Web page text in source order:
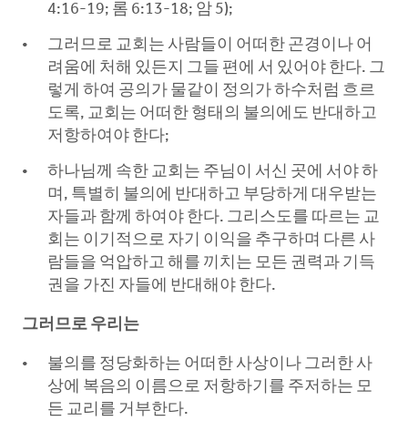
4:16-19; 롬 6:13-18; 암 5);
그러므로 교회는 사람들이 어떠한 곤경이나 어
려움에 처해 있든지 그들 편에 서 있어야 한다. 그
렇게 하여 공의가 물같이 정의가 하수처럼 흐르
도록, 교회는 어떠한 형태의 불의에도 반대하고
저항하여야 한다;
하나님께 속한 교회는 주님이 서신 곳에 서야 하
며, 특별히 불의에 반대하고 부당하게 대우받는
자들과 함께 하여야 한다. 그리스도를 따르는 교
회는 이기적으로 자기 이익을 추구하며 다른 사
람들을 억압하고 해를 끼치는 모든 권력과 기득
권을 가진 자들에 반대해야 한다.
그러므로 우리는
불의를 정당화하는 어떠한 사상이나 그러한 사
상에 복음의 이름으로 저항하기를 주저하는 모
든 교리를 거부한다.